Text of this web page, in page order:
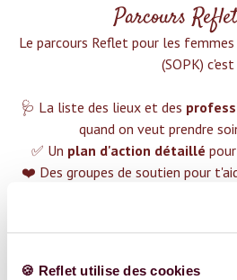
🍪 Reflet utilise des cookies
Parcours
Le parcours Reflet pour les
(SOPK) c'est
🩺 La liste des lieux et des
quand on veut prendre
✅ Un plan d'action détaillé
❤️ Des groupes de soutien pour
😉 Du contenu avec tout ce que tu